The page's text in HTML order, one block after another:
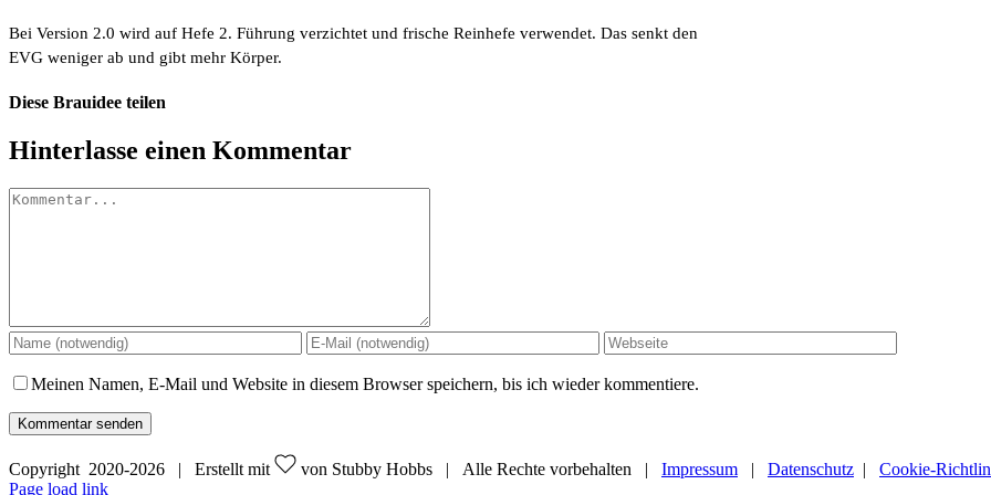
Bei Version 2.0 wird auf Hefe 2. Führung verzichtet und frische Reinhefe verwendet. Das senkt den
EVG weniger ab und gibt mehr Körper.
Diese Brauidee teilen
Facebook
X
Pinterest
E-
Mail
Hinterlasse einen Kommentar
Kommentar
Meinen Namen, E-Mail und Website in diesem Browser speichern, bis ich wieder kommentiere.
Copyright 2020-2026 | Erstellt mit von Stubby Hobbs | Alle Rechte vorbehalten | Impressum | Datenschutz | Cookie-
Bluesky
Instagram
Page load link